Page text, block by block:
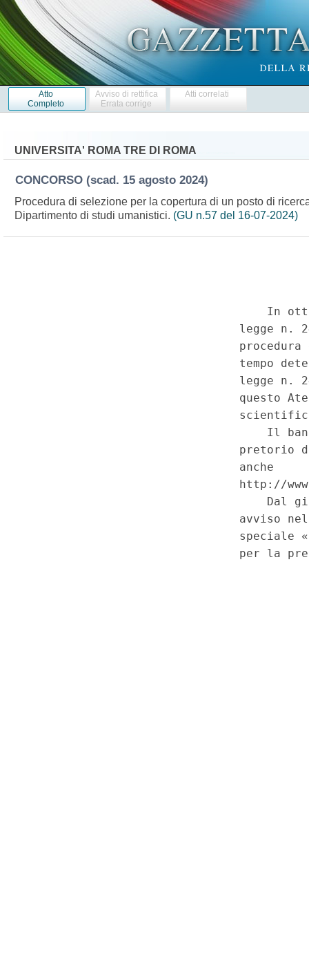
Atto
Completo
Avviso di rettifica
Errata corrige
Atti correlati
UNIVERSITA' ROMA TRE DI ROMA
CONCORSO (scad. 15 agosto 2024)
Procedura di selezione per la copertura di un posto di
Dipartimento di studi umanistici. (GU n.57 del 16-07-2024)